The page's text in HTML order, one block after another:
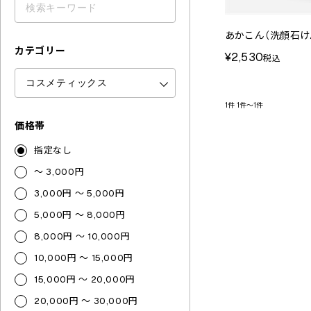
カテゴリー
価格帯
指定なし
～ 3,000円
3,000円 ～ 5,000円
5,000円 ～ 8,000円
8,000円 ～ 10,000円
10,000円 ～ 15,000円
15,000円 ～ 20,000円
20,000円 ～ 30,000円
あかこん（洗顔石
¥2,530税込
1件 1件～1件